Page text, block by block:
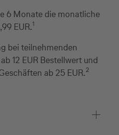
6 Monate die monatliche
EUR.1
bei teilnehmenden
12 EUR Bestellwert und
ab 25 EUR.2